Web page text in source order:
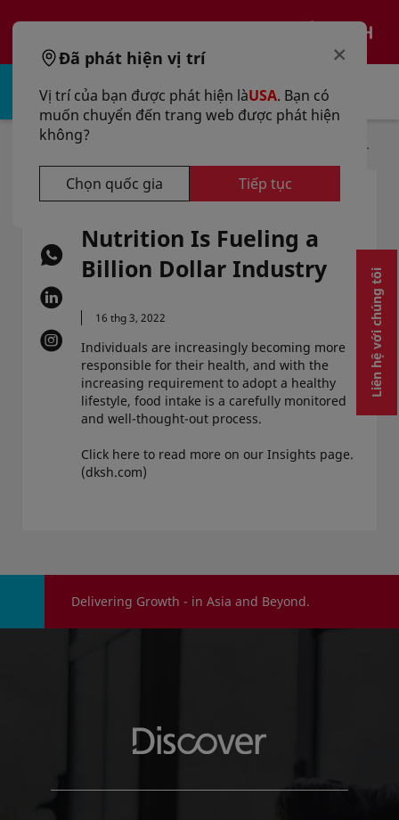
Đăng nhập | Đăng ký
Nhà Bài Viết
Discover How Sports
Nutrition Is Fueling a
Billion Dollar Industry
16 thg 3, 2022
Individuals are increasingly becoming more
responsible for their health, and with the
increasing requirement to adopt a healthy
lifestyle, food intake is a carefully monitored
and well-thought-out process.
Click here to read more on our Insights page.
(dksh.com)
Delivering Growth - in Asia and Beyond.
Liên hệ với chúng tôi
×
Đã phát hiện vị trí
Vị trí của bạn được phát hiện làUSA. Bạn có
muốn chuyển đến trang web được phát hiện
không?
Chọn quốc gia Tiếp tục